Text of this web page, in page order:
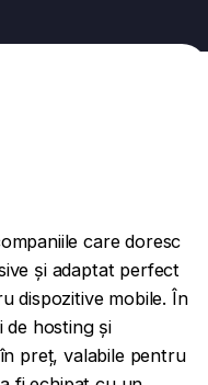
care doresc
și adaptat perfect
dispozitive mobile. În
de hosting și
preț, valabile pentru